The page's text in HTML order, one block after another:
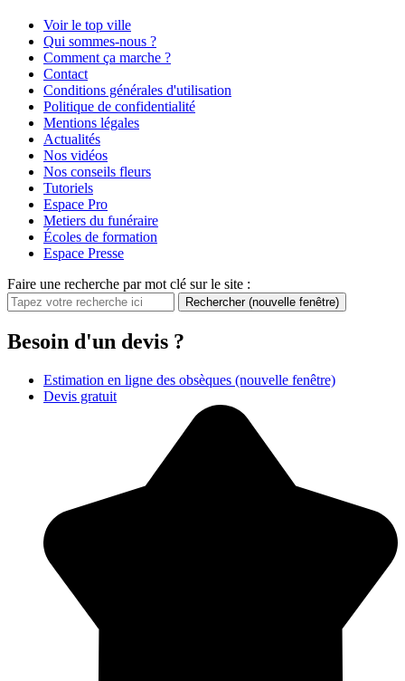
Voir le top ville
Qui sommes-nous ?
Comment ça marche ?
Contact
Conditions générales d'utilisation
Politique de confidentialité
Mentions légales
Actualités
Nos vidéos
Nos conseils fleurs
Tutoriels
Espace Pro
Metiers du funéraire
Écoles de formation
Espace Presse
Faire une recherche par mot clé sur le site :
Rechercher (nouvelle fenêtre)
Besoin d'un devis ?
Estimation en ligne des obsèques (nouvelle fenêtre)
Devis gratuit